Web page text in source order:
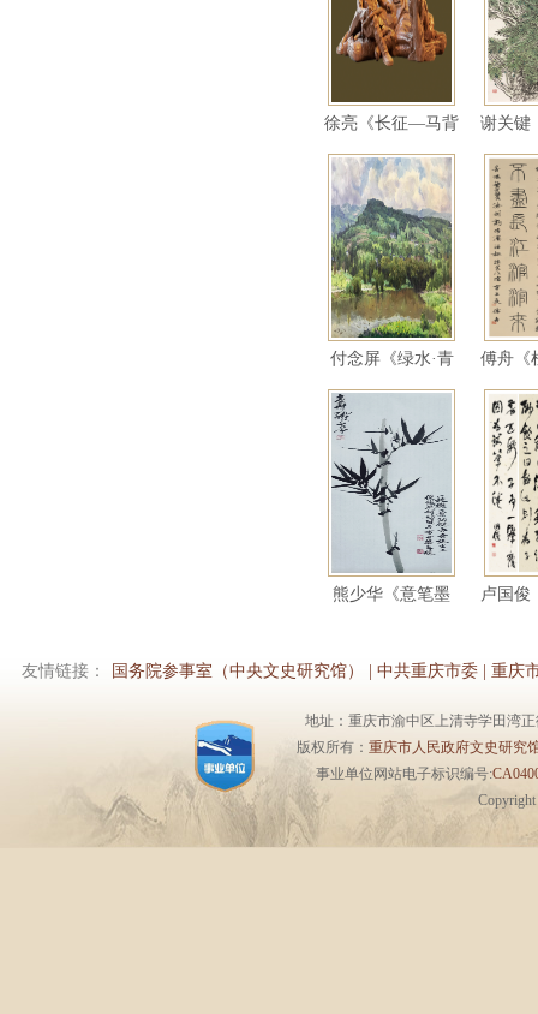
徐亮《长征—马背
上的《红星》
谢关键
红
付念屏《绿水·青
山》（油画）
傅舟《
熊少华《意笔墨
卢国俊
友情链接： 国务院参事室（中央文史研究馆） 中共重庆市委 重庆
地址：重庆市渝中区上清寺学田湾
版权所有： 重庆市人民政府文史研究
事业单位网站电子标识编号: